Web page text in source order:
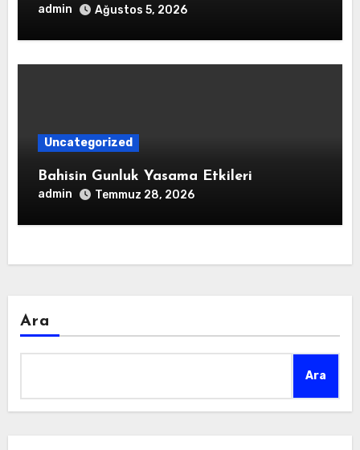
admin Ağustos 5, 2026
Uncategorized
Bahisin Gunluk Yasama Etkileri
admin Temmuz 28, 2026
Ara
Ara